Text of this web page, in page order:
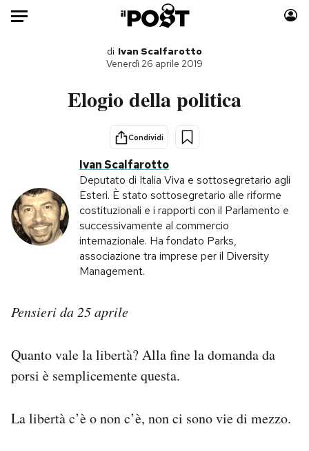
Auto
Tecnologia
Internet
Scienza
Cultura
Economia
Moda
Libri
Storie/Idee
Ok Boomer!
Media
Europa
Altrecose
NEWSLETTER
di Ivan Scalfarotto
Venerdì 26 aprile 2019
Elogio della politica
Condividi
Ivan Scalfarotto
Deputato di Italia Viva e sottosegretario agli
Esteri. È stato sottosegretario alle riforme
costituzionali e i rapporti con il Parlamento e
successivamente al commercio
internazionale. Ha fondato Parks,
associazione tra imprese per il Diversity
Management.
Pensieri da 25 aprile
Quanto vale la libertà? Alla fine la domanda da
porsi è semplicemente questa.
La libertà c’è o non c’è, non ci sono vie di mezzo.